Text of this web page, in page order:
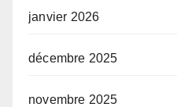
janvier 2026
décembre 2025
novembre 2025